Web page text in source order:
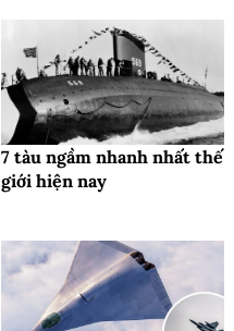
7 tàu ngầm nhanh nhất thế
giới hiện nay